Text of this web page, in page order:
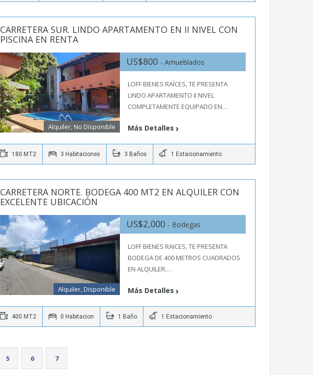
CARRETERA SUR. LINDO APARTAMENTO EN II NIVEL CON
PISCINA EN RENTA
Alquiler, No Disponible
US$800 - Amueblados
LOFF BIENES RAÍCES, TE PRESENTA
LINDO APARTAMENTO II NIVEL
COMPLETAMENTE EQUIPADO EN…
Más Detalles
180 MT2 3 Habitaciones 3 Baños 1 Estacionamiento
CARRETERA NORTE. BODEGA 400 MT2 EN ALQUILER CON
EXCELENTE UBICACIÓN
Alquiler, Disponible
US$2,000 - Bodegas
LOFF BIENES RAICES, TE PRESENTA
BODEGA DE 400 METROS CUADRADOS
EN ALQUILER.…
Más Detalles
400 MT2 0 Habitacion 1 Baño 1 Estacionamiento
5 6 7